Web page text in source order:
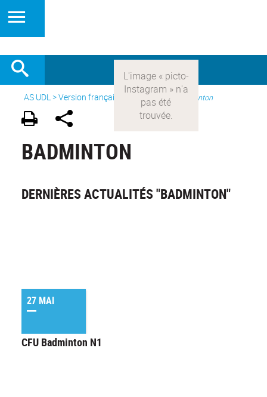
AS UDL>Version française > Les sports > Badminton
BADMINTON
DERNIÈRES ACTUALITÉS "BADMINTON"
27 MAI
CFU Badminton N1